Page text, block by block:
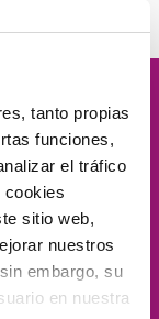
tanto propias
funciones,
el tráfico
cookies
sitio web,
nuestros
embargo, su
en nuestra
de las
, la
y la